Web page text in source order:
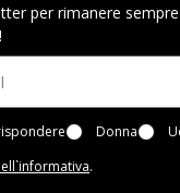
la stagione più bella
ai centri estivi,
in spiaggia: i
di abbinamenti. Grazie
stile e supporto ai suoi
scarpe estive comode,
deisandali Disney
perfetti anche per
per rimanere
Donna
.